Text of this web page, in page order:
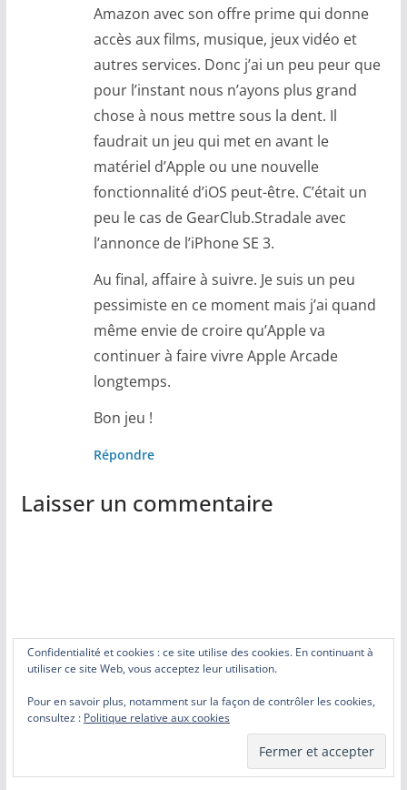
Amazon avec son offre prime qui donne
accès aux films, musique, jeux vidéo et
autres services. Donc j’ai un peu peur que
pour l’instant nous n’ayons plus grand
chose à nous mettre sous la dent. Il
faudrait un jeu qui met en avant le
matériel d’Apple ou une nouvelle
fonctionnalité d’iOS peut-être. C’était un
peu le cas de GearClub.Stradale avec
l’annonce de l’iPhone SE 3.
Au final, affaire à suivre. Je suis un peu
pessimiste en ce moment mais j’ai quand
même envie de croire qu’Apple va
continuer à faire vivre Apple Arcade
longtemps.
Bon jeu !
Répondre
Laisser un commentaire
Confidentialité et cookies : ce site utilise des cookies. En continuant à
utiliser ce site Web, vous acceptez leur utilisation.
Pour en savoir plus, notamment sur la façon de contrôler les cookies,
consultez : Politique relative aux cookies